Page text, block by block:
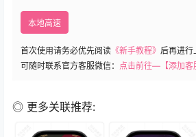
本地高速
首次使用请务必优先阅读 《新手教程》 后再进行
可随时联系官方客服微信： 点击前往—【添加客
◎ 更多关联推荐: